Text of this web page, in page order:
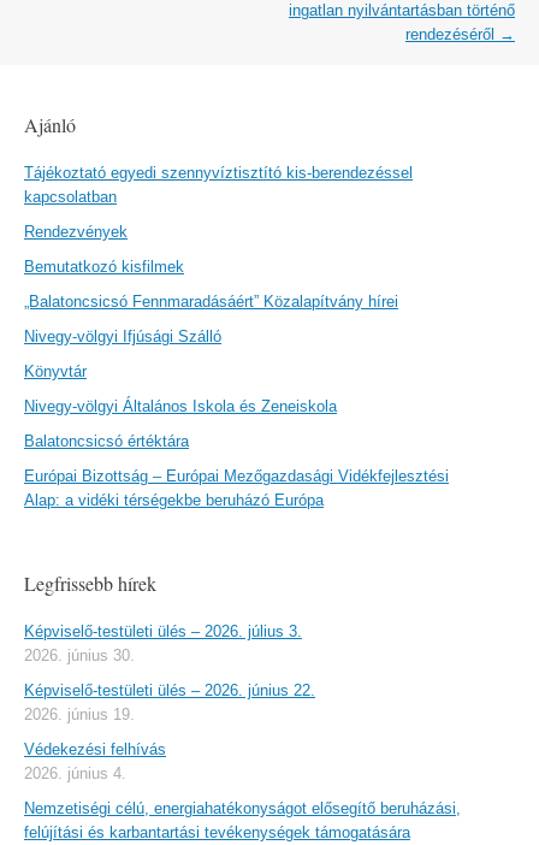
ingatlan nyilvántartásban történő
rendezéséről →
Ajánló
Tájékoztató egyedi szennyvíztisztító kis-berendezéssel
kapcsolatban
Rendezvények
Bemutatkozó kisfilmek
„Balatoncsicsó Fennmaradásáért” Közalapítvány hírei
Nivegy-völgyi Ifjúsági Szálló
Könyvtár
Nivegy-völgyi Általános Iskola és Zeneiskola
Balatoncsicsó értéktára
Európai Bizottság – Európai Mezőgazdasági Vidékfejlesztési
Alap: a vidéki térségekbe beruházó Európa
Legfrissebb hírek
Képviselő-testületi ülés – 2026. július 3.
2026. június 30.
Képviselő-testületi ülés – 2026. június 22.
2026. június 19.
Védekezési felhívás
2026. június 4.
Nemzetiségi célú, energiahatékonyságot elősegítő beruházási,
felújítási és karbantartási tevékenységek támogatására